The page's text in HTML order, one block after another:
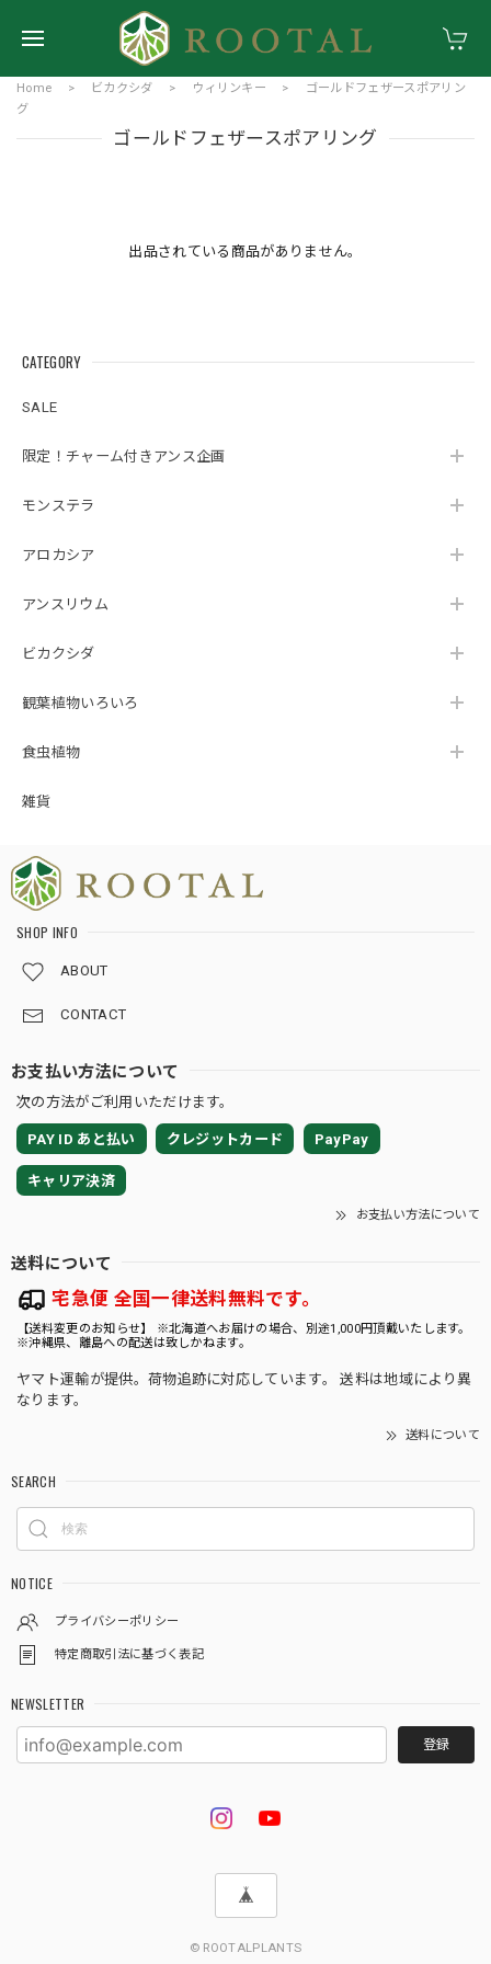
Home ビカクシダ ウィリンキー
ゴールドフェザースポアリン
グ
ゴールドフェザースポアリング
出品されている商品がありません。
CATEGORY
SALE
限定！チャーム付きアンス企画
モンステラ
アロカシア
アンスリウム
ビカクシダ
観葉植物いろいろ
食虫植物
雑貨
SHOP INFO
ABOUT
CONTACT
お支払い方法について
次の方法がご利用いただけます。
PAY ID あと払い クレジットカード PayPay
キャリア決済
お支払い方法について
送料について
宅急便 全国一律送料無料です。
【送料変更のお知らせ】 ※北海道へお届けの場合、別途1,000円頂戴いたします。
※沖縄県、離島への配送は致しかねます。
ヤマト運輸が提供。荷物追跡に対応しています。 送料は地域により異
なります。
送料について
SEARCH
NOTICE
プライバシーポリシー
特定商取引法に基づく表記
NEWSLETTER
登録
© ROOTALPLANTS